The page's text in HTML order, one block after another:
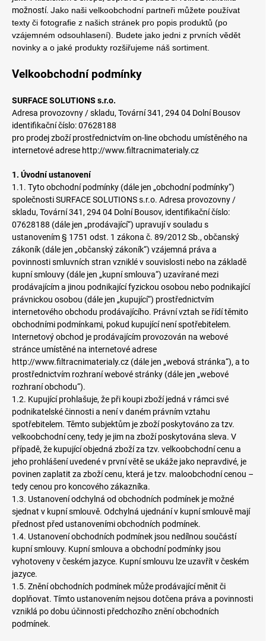
možností. Jako naši velkoobchodní partneři můžete používat
texty či fotografie z našich stránek pro popis produktů (po
vzájemném odsouhlasení). Budete jako jedni z prvních vědět
novinky a o jaké produkty rozšiřujeme náš sortiment.
Velkoobchodní podmínky
SURFACE SOLUTIONS s.r.o.
Adresa provozovny / skladu, Tovární 341, 294 04 Dolní Bousov
identifikační číslo: 07628188
pro prodej zboží prostřednictvím on-line obchodu umístěného na
internetové adrese http://www.filtracnimaterialy.cz
1. Úvodní ustanovení
1.1. Tyto obchodní podmínky (dále jen „obchodní podmínky“)
společnosti SURFACE SOLUTIONS s.r.o. Adresa provozovny /
skladu, Tovární 341, 294 04 Dolní Bousov, identifikační číslo:
07628188 (dále jen „prodávající“) upravují v souladu s
ustanovením § 1751 odst. 1 zákona č. 89/2012 Sb., občanský
zákoník (dále jen „občanský zákoník“) vzájemná práva a
povinnosti smluvních stran vzniklé v souvislosti nebo na základě
kupní smlouvy (dále jen „kupní smlouva“) uzavírané mezi
prodávajícím a jinou podnikající fyzickou osobou nebo podnikající
právnickou osobou (dále jen „kupující“) prostřednictvím
internetového obchodu prodávajícího. Právní vztah se řídí těmito
obchodními podmínkami, pokud kupující není spotřebitelem.
Internetový obchod je prodávajícím provozován na webové
stránce umístěné na internetové adrese
http://www.filtracnimaterialy.cz (dále jen „webová stránka“), a to
prostřednictvím rozhraní webové stránky (dále jen „webové
rozhraní obchodu“).
1.2. Kupující prohlašuje, že při koupi zboží jedná v rámci své
podnikatelské činnosti a není v daném právním vztahu
spotřebitelem. Těmto subjektům je zboží poskytováno za tzv.
velkoobchodní ceny, tedy je jim na zboží poskytována sleva. V
případě, že kupující objedná zboží za tzv. velkoobchodní cenu a
jeho prohlášení uvedené v první větě se ukáže jako nepravdivé, je
povinen zaplatit za zboží cenu, která je tzv. maloobchodní cenou –
tedy cenou pro koncového zákazníka.
1.3. Ustanovení odchylná od obchodních podmínek je možné
sjednat v kupní smlouvě. Odchylná ujednání v kupní smlouvě mají
přednost před ustanoveními obchodních podmínek.
1.4. Ustanovení obchodních podmínek jsou nedílnou součástí
kupní smlouvy. Kupní smlouva a obchodní podmínky jsou
vyhotoveny v českém jazyce. Kupní smlouvu lze uzavřít v českém
jazyce.
1.5. Znění obchodních podmínek může prodávající měnit či
doplňovat. Tímto ustanovením nejsou dotčena práva a povinnosti
vzniklá po dobu účinnosti předchozího znění obchodních
podmínek.